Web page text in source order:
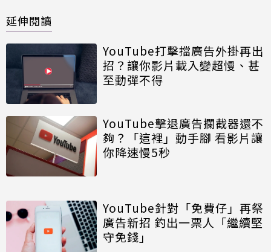
延伸閱讀
YouTube打擊擋廣告外掛再出
招？讓你影片載入變超慢、甚
至動彈不得
YouTube擊退廣告攔截器還不
夠？「這裡」動手腳 看影片讓
你降速慢5秒
YouTube針對「免費仔」再祭
廣告新招 釣出一票人「繼續堅
守免錢」